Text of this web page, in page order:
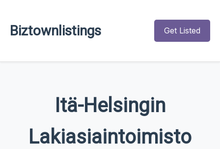
Biztownlistings Get Listed
Itä-Helsingin
Lakiasiaintoimisto